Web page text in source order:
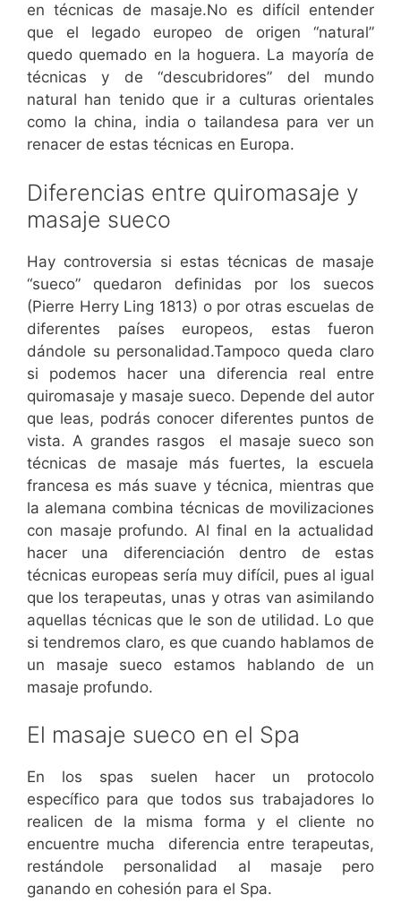
en técnicas de masaje.No es difícil entender
que el legado europeo de origen “natural”
quedo quemado en la hoguera. La mayoría de
técnicas y de “descubridores” del mundo
natural han tenido que ir a culturas orientales
como la china, india o tailandesa para ver un
renacer de estas técnicas en Europa.
Diferencias entre quiromasaje y
masaje sueco
Hay controversia si estas técnicas de masaje
“sueco” quedaron definidas por los suecos
(Pierre Herry Ling 1813) o por otras escuelas de
diferentes países europeos, estas fueron
dándole su personalidad.Tampoco queda claro
si podemos hacer una diferencia real entre
quiromasaje y masaje sueco. Depende del autor
que leas, podrás conocer diferentes puntos de
vista. A grandes rasgos el masaje sueco son
técnicas de masaje más fuertes, la escuela
francesa es más suave y técnica, mientras que
la alemana combina técnicas de movilizaciones
con masaje profundo. Al final en la actualidad
hacer una diferenciación dentro de estas
técnicas europeas sería muy difícil, pues al igual
que los terapeutas, unas y otras van asimilando
aquellas técnicas que le son de utilidad. Lo que
si tendremos claro, es que cuando hablamos de
un masaje sueco estamos hablando de un
masaje profundo.
El masaje sueco en el Spa
En los spas suelen hacer un protocolo
específico para que todos sus trabajadores lo
realicen de la misma forma y el cliente no
encuentre mucha diferencia entre terapeutas,
restándole personalidad al masaje pero
ganando en cohesión para el Spa.